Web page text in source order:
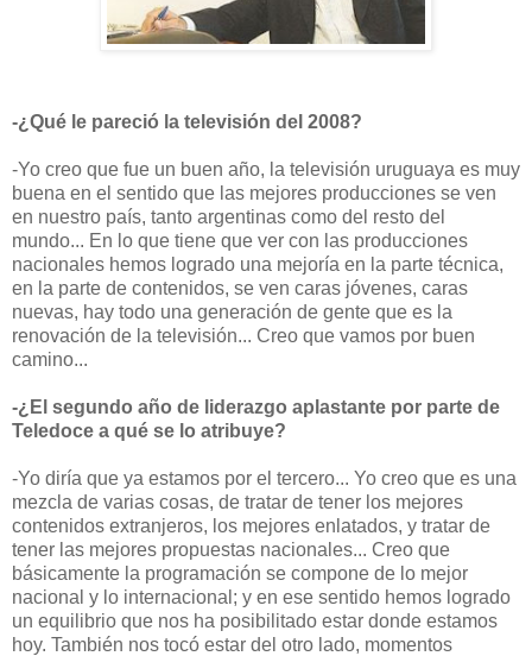
-¿Qué le pareció la televisión del 2008?
-Yo creo que fue un buen año, la televisión uruguaya es muy
buena en el sentido que las mejores producciones se ven
en nuestro país, tanto argentinas como del resto del
mundo... En lo que tiene que ver con las producciones
nacionales hemos logrado una mejoría en la parte técnica,
en la parte de contenidos, se ven caras jóvenes, caras
nuevas, hay todo una generación de gente que es la
renovación de la televisión... Creo que vamos por buen
camino...
-¿El segundo año de liderazgo aplastante por parte de
Teledoce a qué se lo atribuye?
-Yo diría que ya estamos por el tercero... Yo creo que es una
mezcla de varias cosas, de tratar de tener los mejores
contenidos extranjeros, los mejores enlatados, y tratar de
tener las mejores propuestas nacionales... Creo que
básicamente la programación se compone de lo mejor
nacional y lo internacional; y en ese sentido hemos logrado
un equilibrio que nos ha posibilitado estar donde estamos
hoy. También nos tocó estar del otro lado, momentos